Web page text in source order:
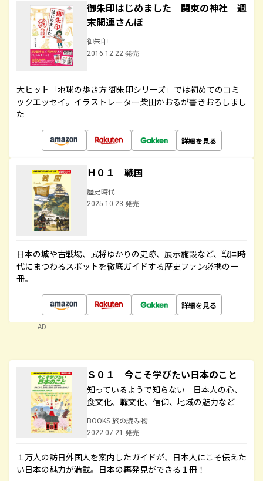
御朱印はじめました 関東の神社 週
末開運さんぽ
御朱印
2016.12.22 発売
大ヒット「地球の歩き方 御朱印シリーズ」では初めてのコミ
ックエッセイ。イラストレーター柴田かおるが書きおろしまし
た
詳細を見る
Ｈ０１ 戦国
歴史時代
2025.10.23 発売
日本の城や古戦場、武将ゆかりの史跡、展示施設など、戦国時
代にまつわるスポットを徹底ガイドする歴史ファン必携の一
冊。
詳細を見る
AD
Ｓ０１ 今こそ学びたい日本のこと
知っているようで知らない 日本人の心、
食文化、職文化、信仰、地域の魅力など
BOOKS 旅の読み物
2022.07.21 発売
１万人の訪日外国人を案内したガイドが、日本人にこそ伝えた
い日本の魅力が満載。日本の再発見ができる１冊！